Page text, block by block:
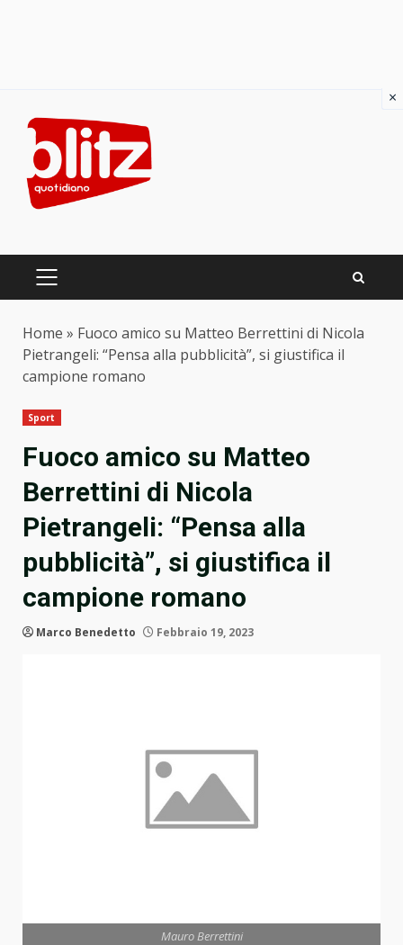
content
PRIMARY
Home » Fuoco amico su Matteo Berrettini di Nicola
Pietrangeli: “Pensa alla pubblicità”, si giustifica il
campione romano
Sport
Fuoco amico su Matteo
Berrettini di Nicola
Pietrangeli: “Pensa alla
pubblicità”, si giustifica il
campione romano
Marco Benedetto Febbraio 19, 2023
Mauro Berrettini
×